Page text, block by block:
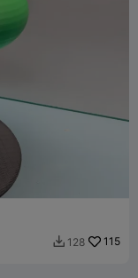
 128 115